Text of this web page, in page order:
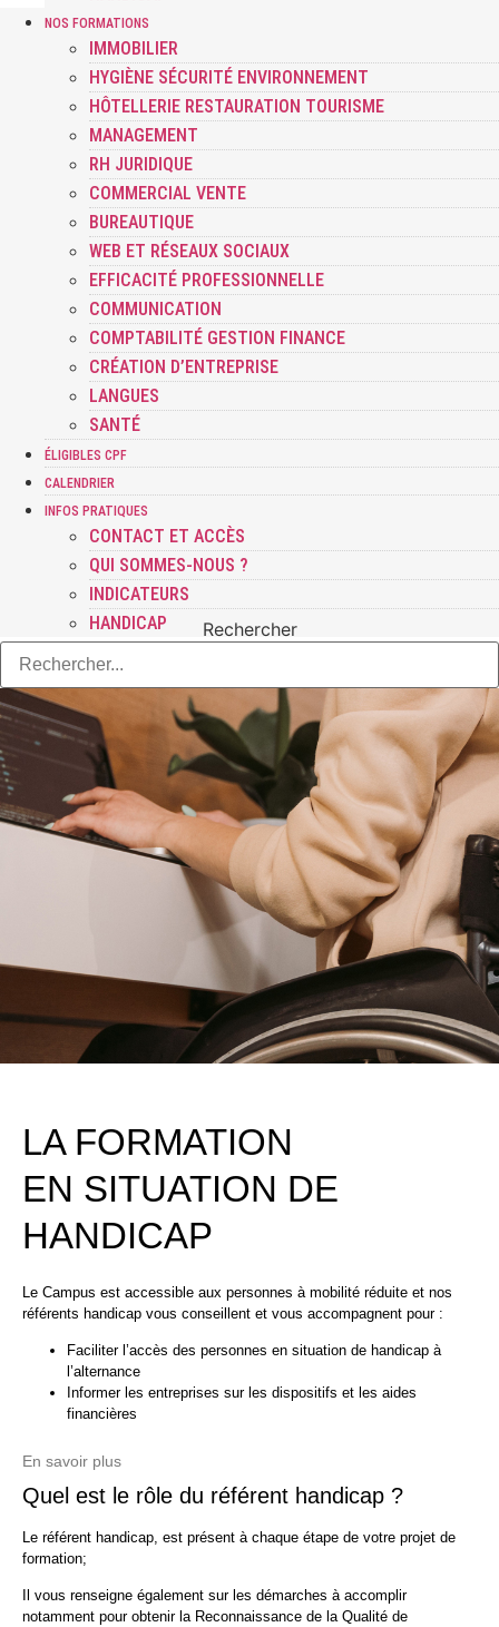
NOS FORMATIONS
IMMOBILIER
HYGIÈNE SÉCURITÉ ENVIRONNEMENT
HÔTELLERIE RESTAURATION TOURISME
MANAGEMENT
RH JURIDIQUE
COMMERCIAL VENTE
BUREAUTIQUE
WEB ET RÉSEAUX SOCIAUX
EFFICACITÉ PROFESSIONNELLE
COMMUNICATION
COMPTABILITÉ GESTION FINANCE
CRÉATION D’ENTREPRISE
LANGUES
SANTÉ
ÉLIGIBLES CPF
CALENDRIER
INFOS PRATIQUES
CONTACT ET ACCÈS
QUI SOMMES-NOUS ?
INDICATEURS
HANDICAP
Rechercher
LA FORMATION
EN SITUATION DE
HANDICAP
Le Campus est accessible aux personnes à mobilité réduite et nos
référents handicap vous conseillent et vous accompagnent pour :
Faciliter l’accès des personnes en situation de handicap à
l’alternance
Informer les entreprises sur les dispositifs et les aides
financières
En savoir plus
Quel est le rôle du référent handicap ?
Le référent handicap, est présent à chaque étape de votre projet de
formation;
Il vous renseigne également sur les démarches à accomplir
notamment pour obtenir la Reconnaissance de la Qualité de